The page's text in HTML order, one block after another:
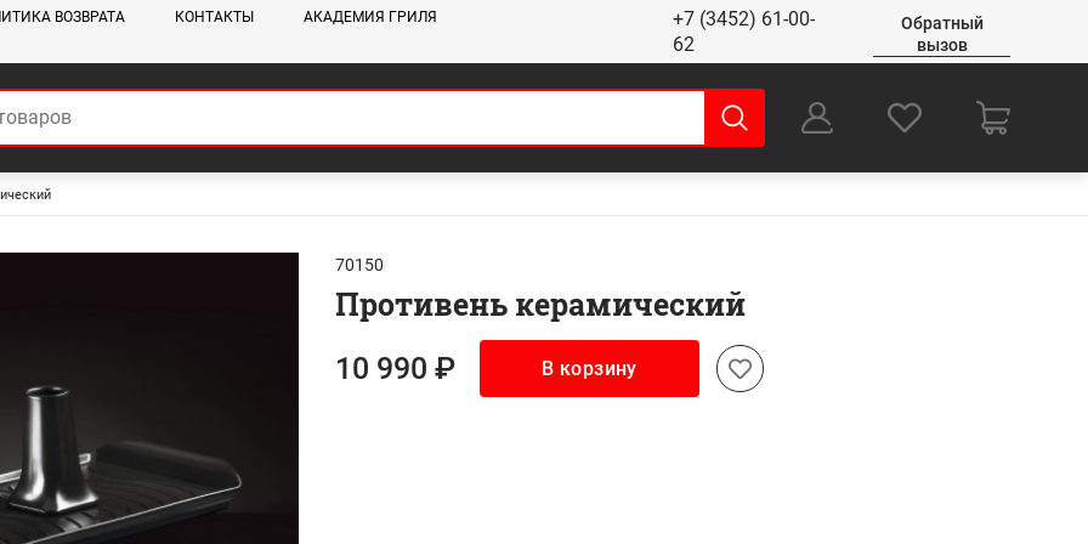
ВОЗВРАТА КОНТАКТЫ
АКАДЕМИЯ ГРИЛЯ
+7 (3452) 61-00-
62
Обратный
вызов
Оформление заказа
70150
Противень керамический
10 990 ₽ В корзину